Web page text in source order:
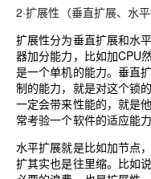
2·扩展性（垂直扩展、水平
扩展性分为垂直扩展和水
器加分能力，比如加CPU
是一个单机的能力。垂直
制的能力，就是对这个锁
一定会带来性能的，就是
常考验一个软件的适应能力
水平扩展就是比如加节点
扩其实也是往里缩。比如